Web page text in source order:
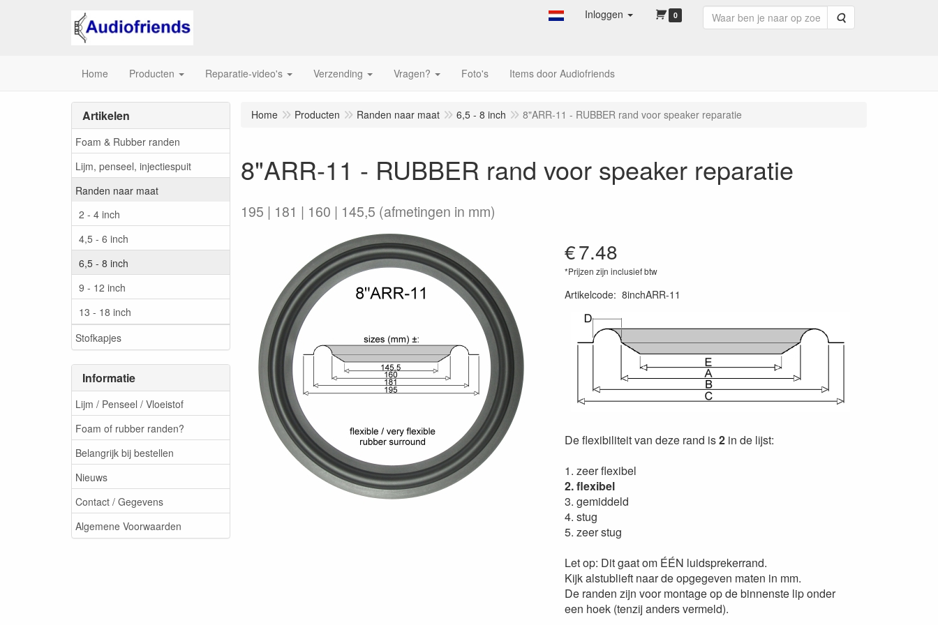
Inloggen 0 Zoeken
Home Producten Reparatie-video's Verzending Vragen? Foto's Items door Audiofriends
Artikelen
Foam & Rubber randen
Lijm, penseel, injectiespuit
Randen naar maat
2 - 4 inch
4,5 - 6 inch
6,5 - 8 inch
9 - 12 inch
13 - 18 inch
Stofkapjes
Informatie
Lijm / Penseel / Vloeistof
Foam of rubber randen?
Belangrijk bij bestellen
Nieuws
Contact / Gegevens
Algemene Voorwaarden
Home Producten Randen naar maat 6,5 - 8 inch 8"ARR-11 - RUBBER rand voor speaker reparatie
8"ARR-11 - RUBBER rand voor speaker reparatie
195 | 181 | 160 | 145,5 (afmetingen in mm)
€7.48
*Prijzen zijn inclusief btw
Artikelcode: 8inchARR-11
De flexibiliteit van deze rand is2in de lijst:
1. zeer flexibel
2. flexibel
3. gemiddeld
4. stug
5. zeer stug
Let op: Dit gaat om ÉÉN luidsprekerrand.
Kijk alstublieft naar de opgegeven maten in mm.
De randen zijn voor montage op de binnenste lip onder
een hoek (tenzij anders vermeld).